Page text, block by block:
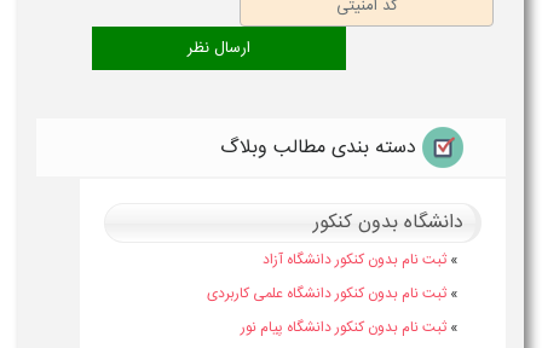
دسته بندی مطالب وبلاگ
دانشگاه بدون کنکور
» ثبت نام بدون کنکور دانشگاه آزاد
» ثبت نام بدون کنکور دانشگاه علمی کاربردی
» ثبت نام بدون کنکور دانشگاه پیام نور